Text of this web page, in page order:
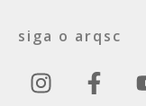
siga o arqsc